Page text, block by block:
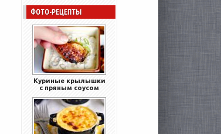
ФОТО-РЕЦЕПТЫ
Куриные крылышки
с пряным соусом